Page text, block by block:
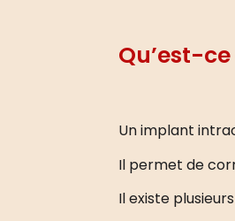
Qu’est-
Un implant
Il permet de
Il existe